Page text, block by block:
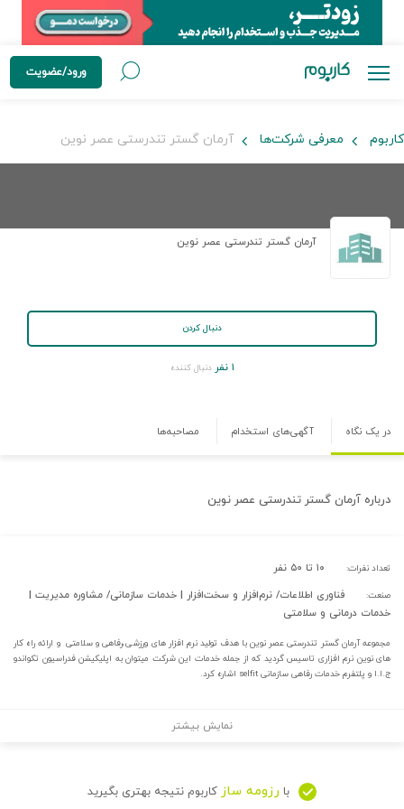
ورود/عضویت
کاربوم معرفی شرکت‌ها آرمان گستر تندرستی عصر نوین
آرمان گستر تندرستی عصر نوین
دنبال کردن
۱ نفر دنبال کننده
در یک نگاه آگهی‌های استخدام مصاحبه‌ها
درباره آرمان گستر تندرستی عصر نوین
تعداد نفرات: ۱۰ تا ۵۰ نفر
صنعت:
فناوری اطلاعات/ نرم‌افزار و سخت‌افزار | خدمات سازمانی/ مشاوره مدیریت |
خدمات درمانی و سلامتی
مجموعه آرمان گستر تندرستی عصر نوین با هدف تولید نرم افزار های ورزشی،رفاهی و سلامتی و ارائه راه کار
های نوین نرم افزاری تاسیس گردید که از جمله خدمات این شرکت میتوان به اپلیکیشن فدراسیون تکواندو
ج.ا.ا و پلتفرم خدمات رفاهی سازمانی selfit اشاره کرد.
نمایش بیشتر
با رزومه ساز کاربوم نتیجه بهتری بگیرید